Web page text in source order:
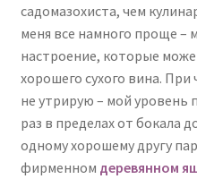
садомазохиста, чем
меня все намного проще –
настроение, которые
хорошего сухого вина. При
не утрирую – мой уровень
раз в пределах от бокала
одному хорошему другу
фирменном деревянном